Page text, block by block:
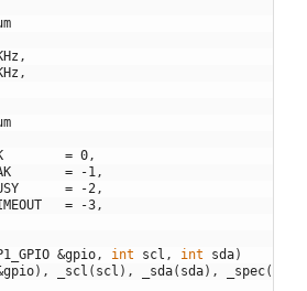
,
,
= 0 ,
= -1 ,
= -2 ,
= -3 ,
&gpio , int scl , int sda)
gpio) , _scl ( scl ) , _sda( sda) , _spec(